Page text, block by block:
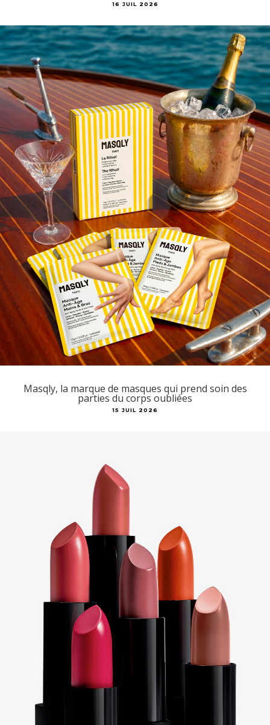
16 JUIL 2026
Masqly, la marque de masques qui prend soin des
parties du corps oubliées
15 JUIL 2026